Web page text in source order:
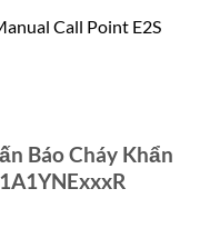
Call Point E2S
Báo Cháy Khẩn